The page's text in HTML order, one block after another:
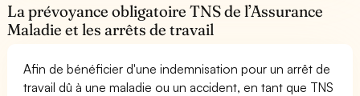
La prévoyance obligatoire TNS de l’Assurance
Maladie et les arrêts de travail
Afin de bénéficier d'une indemnisation pour un arrêt de
travail dû à une maladie ou un accident, en tant que TNS